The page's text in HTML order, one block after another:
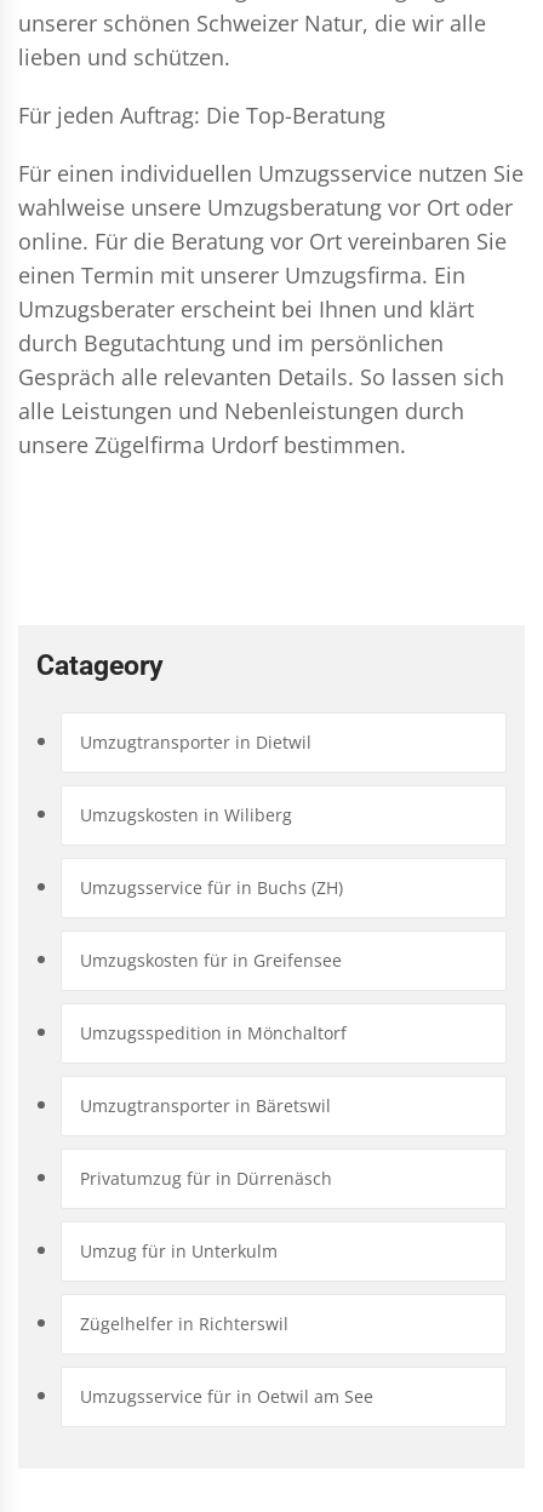
unserer schönen Schweizer Natur, die wir alle
lieben und schützen.
Für jeden Auftrag: Die Top-Beratung
Für einen individuellen Umzugsservice nutzen Sie
wahlweise unsere Umzugsberatung vor Ort oder
online. Für die Beratung vor Ort vereinbaren Sie
einen Termin mit unserer Umzugsfirma. Ein
Umzugsberater erscheint bei Ihnen und klärt
durch Begutachtung und im persönlichen
Gespräch alle relevanten Details. So lassen sich
alle Leistungen und Nebenleistungen durch
unsere Zügelfirma Urdorf bestimmen.
Catageory
Umzugtransporter in Dietwil
Umzugskosten in Wiliberg
Umzugsservice für in Buchs (ZH)
Umzugskosten für in Greifensee
Umzugsspedition in Mönchaltorf
Umzugtransporter in Bäretswil
Privatumzug für in Dürrenäsch
Umzug für in Unterkulm
Zügelhelfer in Richterswil
Umzugsservice für in Oetwil am See